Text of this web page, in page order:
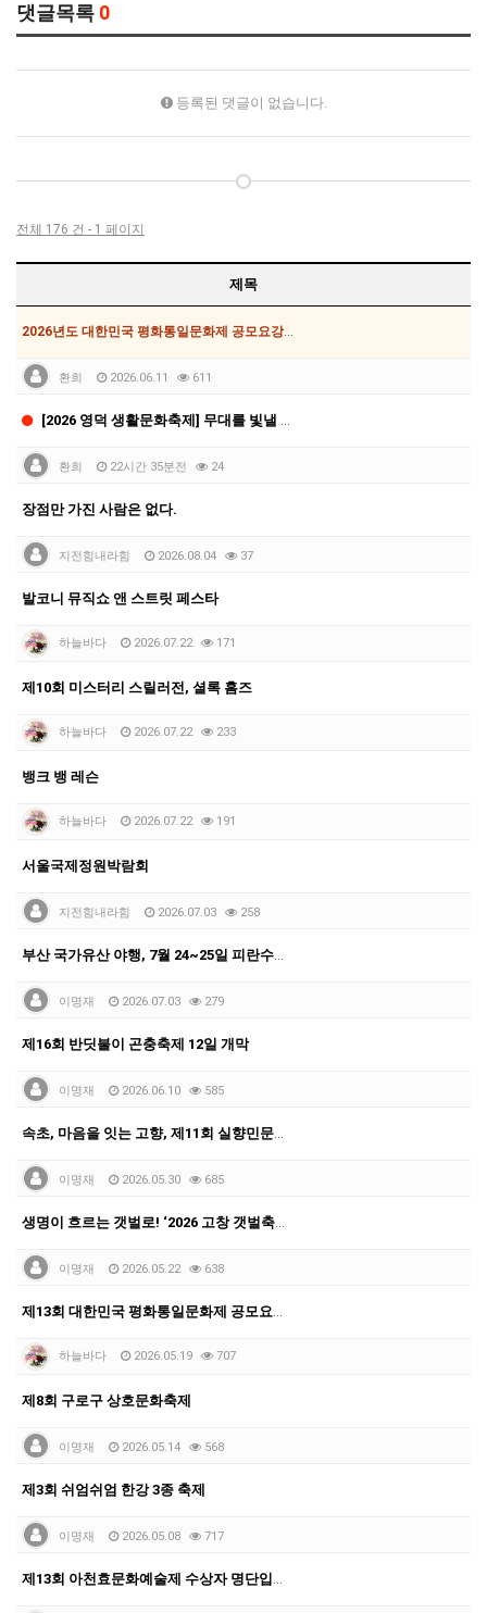
댓글목록 0
등록된 댓글이 없습니다.
전체 176 건 - 1 페이지
제목
2026년도 대한민국 평화통일문화제 공모요강입니다.
환희 2026.06.11 611
[2026 영덕 생활문화축제] 무대를 빛낼 생활문화 공…
환희 22시간 35분전 24
장점만 가진 사람은 없다.
지전힘내라힘 2026.08.04 37
발코니 뮤직쇼 앤 스트릿 페스타
하늘바다 2026.07.22 171
제10회 미스터리 스릴러전, 셜록 홈즈
하늘바다 2026.07.22 233
뱅크 뱅 레슨
하늘바다 2026.07.22 191
서울국제정원박람회
지전힘내라힘 2026.07.03 258
부산 국가유산 야행, 7월 24~25일 피란수도 역사문…
이명재 2026.07.03 279
제16회 반딧불이 곤충축제 12일 개막
이명재 2026.06.10 585
속초, 마음을 잇는 고향, 제11회 실향민문화축제 6월…
이명재 2026.05.30 685
생명이 흐르는 갯벌로! ‘2026 고창 갯벌축제’ 6월…
이명재 2026.05.22 638
제13회 대한민국 평화통일문화제 공모요강입니다.
하늘바다 2026.05.19 707
제8회 구로구 상호문화축제
이명재 2026.05.14 568
제3회 쉬엄쉬엄 한강 3종 축제
이명재 2026.05.08 717
제13회 아천효문화예술제 수상자 명단입니다.